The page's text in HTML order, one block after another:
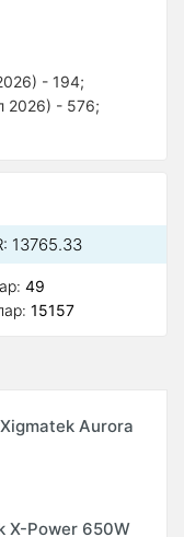
- 194;
2026) - 576;
13765.33
49
15157
Aurora
X-Power 650W